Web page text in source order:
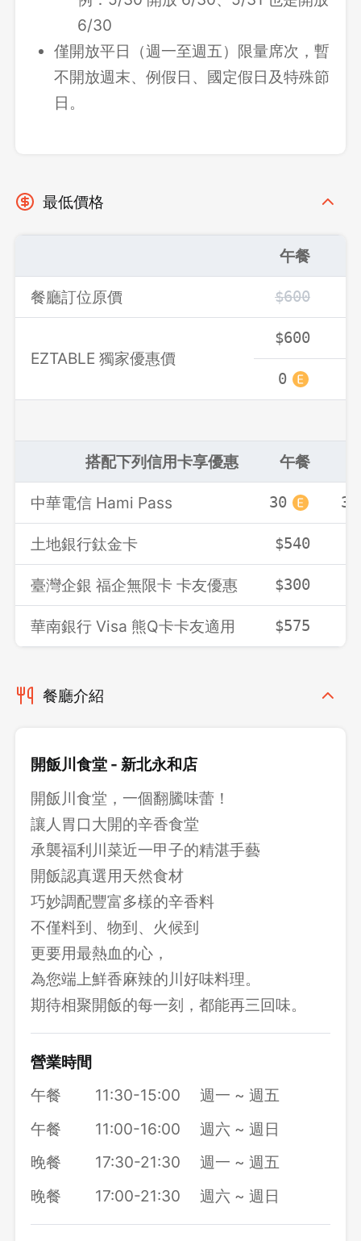
6/30
僅開放平日（週一至週五）限量席次，暫
不開放週末、例假日、國定假日及特殊節
日。
最低價格
午餐
餐廳訂位原價 $600
EZTABLE 獨家優惠價
$600
0
搭配下列信用卡享優惠 午餐
中華電信 Hami Pass 30 30
土地銀行鈦金卡 $540
臺灣企銀 福企無限卡 卡友優惠 $300
華南銀行 Visa 熊Q卡卡友適用 $575
餐廳介紹
開飯川食堂 - 新北永和店
開飯川食堂，一個翻騰味蕾！
讓人胃口大開的辛香食堂
承襲福利川菜近一甲子的精湛手藝
開飯認真選用天然食材
巧妙調配豐富多樣的辛香料
不僅料到、物到、火候到
更要用最熱血的心，
為您端上鮮香麻辣的川好味料理。
期待相聚開飯的每一刻，都能再三回味。
營業時間
午餐
11:30-15:00
週一 ~ 週五
午餐
11:00-16:00
週六 ~ 週日
晚餐
17:30-21:30
週一 ~ 週五
晚餐
17:00-21:30 週六 ~ 週日
登出
確定要登出嗎？